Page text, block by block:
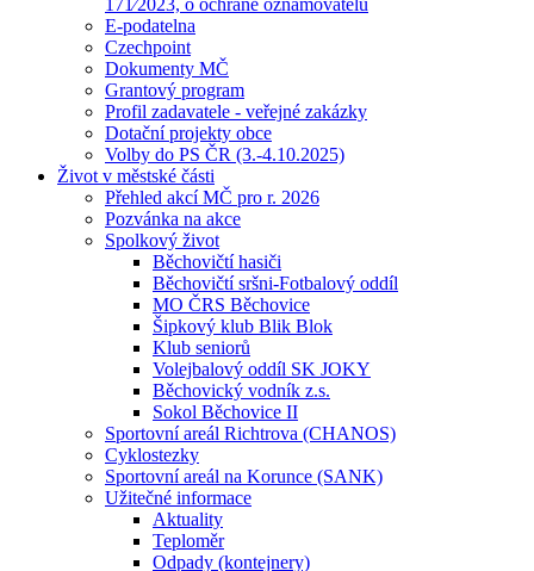
171⁄2023, o ochraně oznamovatelů
E-podatelna
Czechpoint
Dokumenty MČ
Grantový program
Profil zadavatele - veřejné zakázky
Dotační projekty obce
Volby do PS ČR (3.-4.10.2025)
Život v městské části
Přehled akcí MČ pro r. 2026
Pozvánka na akce
Spolkový život
Běchovičtí hasiči
Běchovičtí sršni-Fotbalový oddíl
MO ČRS Běchovice
Šipkový klub Blik Blok
Klub seniorů
Volejbalový oddíl SK JOKY
Běchovický vodník z.s.
Sokol Běchovice II
Sportovní areál Richtrova (CHANOS)
Cyklostezky
Sportovní areál na Korunce (SANK)
Užitečné informace
Aktuality
Teploměr
Odpady (kontejnery)